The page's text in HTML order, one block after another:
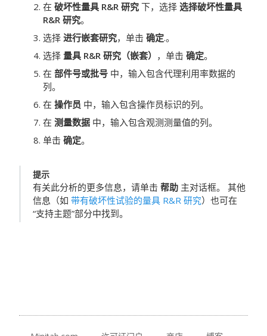
在 破坏性量具 R&R 研究 下，选择 选择破坏性量具
R&R 研究。
选择 进行嵌套研究，单击 确定.。
选择 量具 R&R 研究（嵌套） ，单击 确定。
在 部件号或批号 中，输入包含代理利用率数据的
列。
在 操作员 中，输入包含操作员标识的列。
在 测量数据 中，输入包含观测测量值的列。
单击 确定。
提示
有关此分析的更多信息，请单击 帮助 主对话框。 其他
信息（如 带有破坏性试验的量具 R&R 研究）也可在
“支持主题”部分中找到。